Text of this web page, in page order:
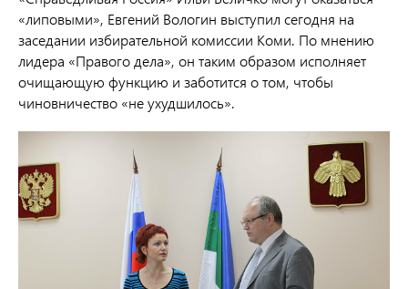
«липовыми», Евгений Вологин выступил сегодня на
заседании избирательной комиссии Коми. По мнению
лидера «Правого дела», он таким образом исполняет
очищающую функцию и заботится о том, чтобы
чиновничество «не ухудшилось».